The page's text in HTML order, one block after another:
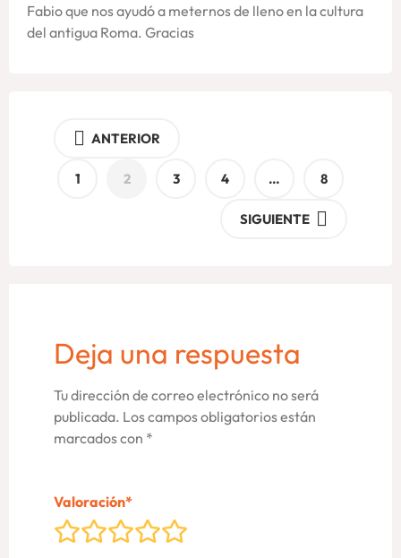
Fabio que nos ayudó a meternos de lleno en la cultura
del antigua Roma. Gracias
ANTERIOR
1 2 3 4 … 8
SIGUIENTE
Deja una respuesta
Tu dirección de correo electrónico no será
publicada. Los campos obligatorios están
marcados con *
Valoración*